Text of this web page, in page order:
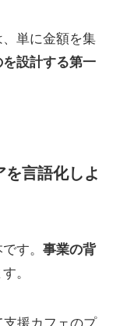
単に金額を集
設計する第一
言語化しよ
す。 事業の背
。